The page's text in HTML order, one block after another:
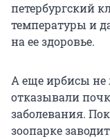
петербургский
температуры и
на ее здоровье.
А еще ирбисы
отказывали
заболевания.
зоопарке